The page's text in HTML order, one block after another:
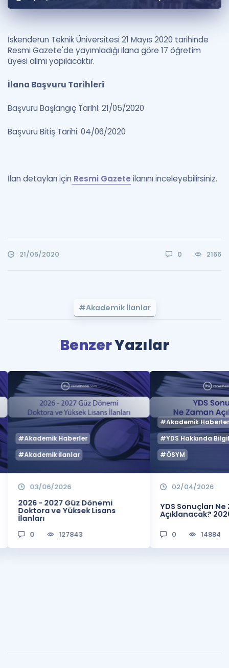
Puan Hesaplama
ÖSYM Sınav Takvimi
İskenderun Teknik Üniversitesi 21 Mayıs 2020 tarihinde
Resmi Gazete'de yayımladığı ilana göre 17 öğretim
üyesi alımı yapılacaktır.
İlana Başvuru Tarihleri
Başvuru Başlangıç Tarihi: 21/05/2020
Başvuru Bitiş Tarihi: 04/06/2020
İlan detayları için Resmi Gazete ilanını inceleyebilirsiniz.
21/05/2020 0 2166
#Akademik İlanlar
BenzerYazılar
#Akademik Haberler
#Akademik İlanlar
03/06/2026
2026 - 2027 Güz Dönemi
Doktora ve Yüksek Lisans
İlanları
0 127843
#Akademik
#YDS Hakkında
#ÖSYM
02/04/2026
YDS Sonuçları
Açıklanacak?
0 14884